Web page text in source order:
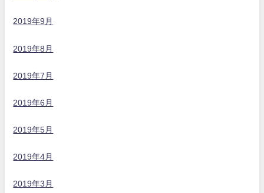
2019年9月
2019年8月
2019年7月
2019年6月
2019年5月
2019年4月
2019年3月